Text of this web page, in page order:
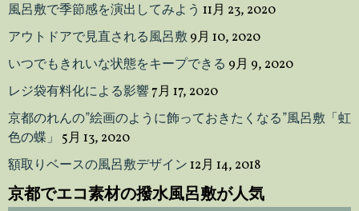
風呂敷で季節感を演出してみよう 11月 23, 2020
アウトドアで見直される風呂敷9月 10, 2020
いつでもきれいな状態をキープできる 9月 9, 2020
レジ袋有料化による影響7月 17, 2020
京都のれんの”絵画のように飾っておきたくなる”風呂敷「虹
色の蝶」 5月 13, 2020
額取りベースの風呂敷デザイン12月 14, 2018
京都でエコ素材の撥水風呂敷が人気